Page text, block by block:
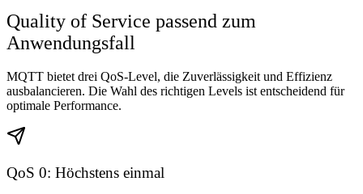
Quality of Service passend zum
Anwendungsfall
MQTT bietet drei QoS-Level, die Zuverlässigkeit und Effizienz
ausbalancieren. Die Wahl des richtigen Levels ist entscheidend für
optimale Performance.
QoS 0: Höchstens einmal